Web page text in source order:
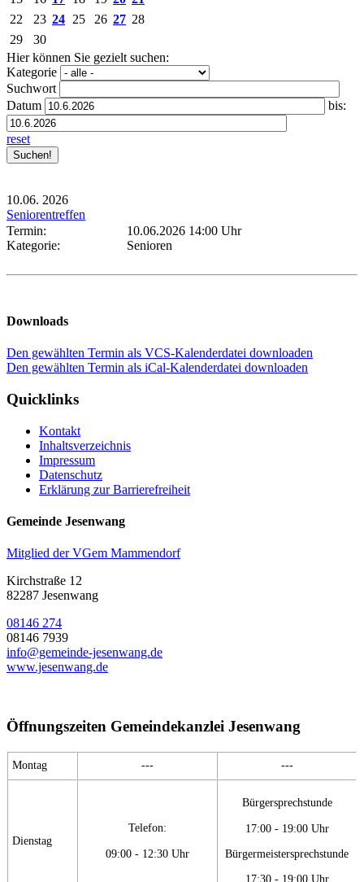
22
23 24 25 26 27 28
29
30
Hier können Sie gezielt suchen:
Kategorie
Suchwort
Datum
bis:
reset
10.06. 2026
Seniorentreffen
Termin:
10.06.2026 14:00 Uhr
Kategorie:
Senioren
Downloads
Den gewählten Termin als VCS-Kalenderdatei downloaden
Den gewählten Termin als iCal-Kalenderdatei downloaden
Quicklinks
Kontakt
Inhaltsverzeichnis
Impressum
Datenschutz
Erklärung zur Barrierefreiheit
Gemeinde Jesenwang
Mitglied der VGem Mammendorf
Kirchstraße 12
82287 Jesenwang
08146 274
08146 7939
info@gemeinde-jesenwang.de
www.jesenwang.de
Öffnungszeiten Gemeindekanzlei Jesenwang
Montag --- ---
Dienstag
Telefon:
09:00 - 12:30 Uhr
Bürgersprechstunde
17:00 - 19:00 Uhr
Bürgermeistersprechstunde
17:30 - 19:00 Uhr